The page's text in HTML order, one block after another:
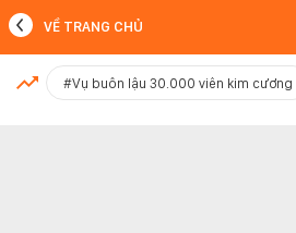
MỚI NHẤT
VỀ TRANG CHỦ
#Vụ buôn lậu 30.000 viên kim cương